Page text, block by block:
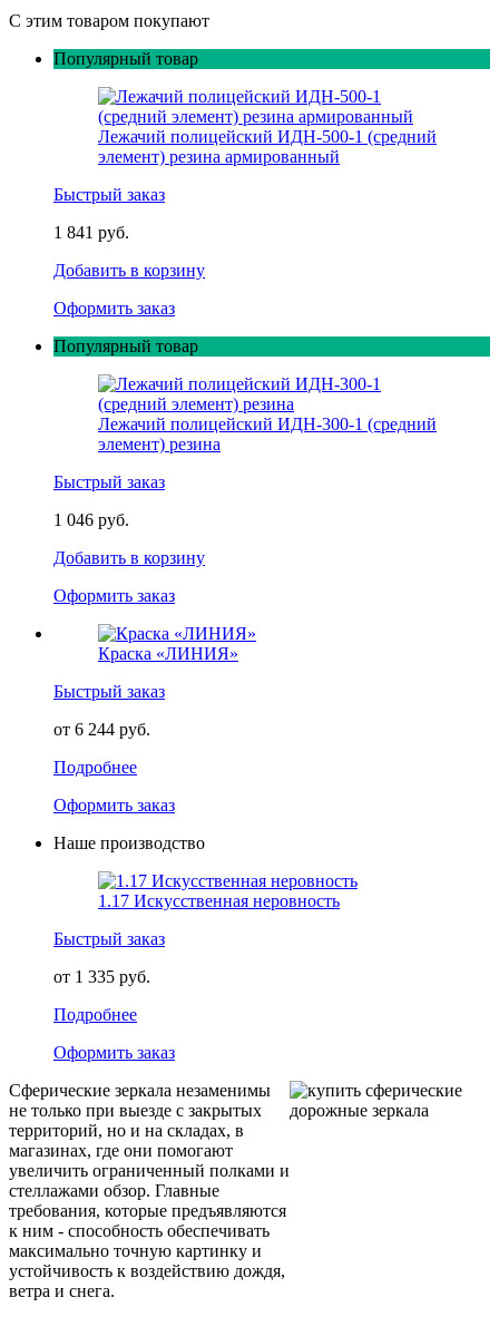
С этим товаром покупают
Популярный товар
Лежачий полицейский ИДН-500-1 (средний
элемент) резина армированный
Быстрый заказ
1 841 руб.
Добавить в корзину
Оформить заказ
Популярный товар
Лежачий полицейский ИДН-300-1 (средний
элемент) резина
Быстрый заказ
1 046 руб.
Добавить в корзину
Оформить заказ
Краска «ЛИНИЯ»
Быстрый заказ
от 6 244 руб.
Подробнее
Оформить заказ
Наше производство
1.17 Искусственная неровность
Быстрый заказ
от 1 335 руб.
Подробнее
Оформить заказ
Сферические зеркала незаменимы
не только при выезде с закрытых
территорий, но и на складах, в
магазинах, где они помогают
увеличить ограниченный полками и
стеллажами обзор. Главные
требования, которые предъявляются
к ним - способность обеспечивать
максимально точную картинку и
устойчивость к воздействию дождя,
ветра и снега.